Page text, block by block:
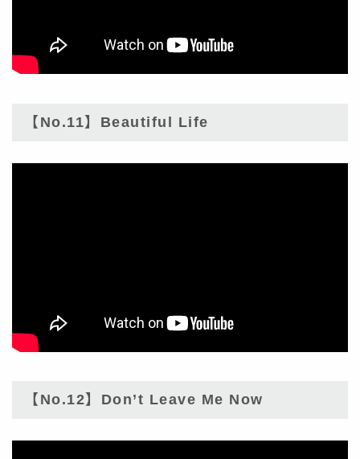
【No.11】Beautiful Life
【No.12】Don’t Leave Me Now